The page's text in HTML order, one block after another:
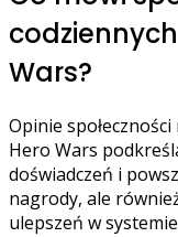
Wars?
Opinie
Hero Wars
doświadczeń i
nagrody, ale
ulepszeń w